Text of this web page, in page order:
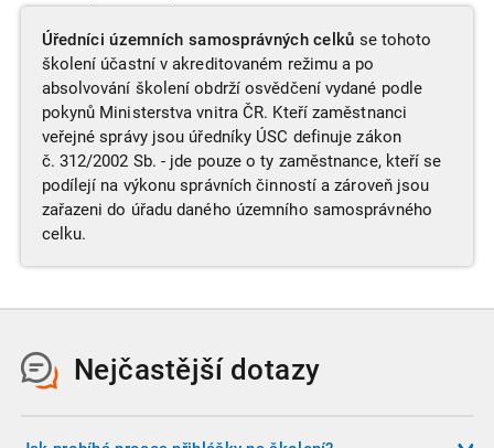
Úředníci územních samosprávných celků se tohoto
školení účastní v akreditovaném režimu a po
absolvování školení obdrží osvědčení vydané podle
pokynů Ministerstva vnitra ČR. Kteří zaměstnanci
veřejné správy jsou úředníky ÚSC definuje zákon
č. 312/2002 Sb. - jde pouze o ty zaměstnance, kteří se
podílejí na výkonu správních činností a zároveň jsou
zařazeni do úřadu daného územního samosprávného
celku.
Nejčastější dotazy